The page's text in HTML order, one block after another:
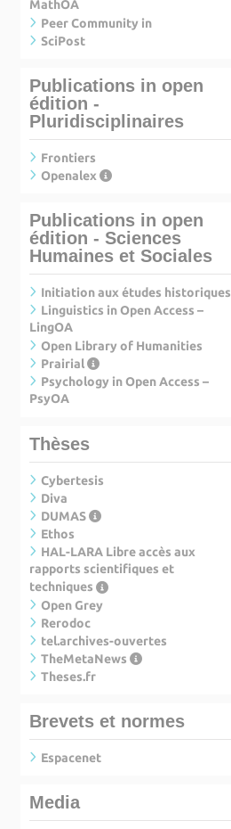
MathOA
Peer Community in
SciPost
Publications in open
édition -
Pluridisciplinaires
Frontiers
Openalex
Publications in open
édition - Sciences
Humaines et Sociales
Initiation aux études historiques
Linguistics in Open Access –
LingOA
Open Library of Humanities
Prairial
Psychology in Open Access –
PsyOA
Thèses
Cybertesis
Diva
DUMAS
Ethos
HAL-LARA Libre accès aux
rapports scientifiques et
techniques
Open Grey
Rerodoc
tel.archives-ouvertes
TheMetaNews
Theses.fr
Brevets et normes
Espacenet
Media